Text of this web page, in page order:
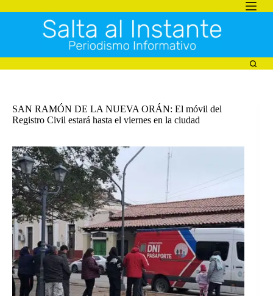
al
SAN RAMÓN DE LA NUEVA ORÁN: El móvil del
Registro Civil estará hasta el viernes en la ciudad